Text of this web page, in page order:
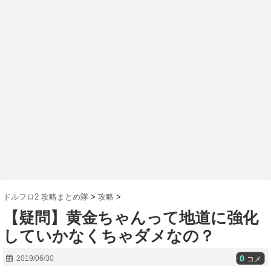
ドルフロ2 攻略まとめ隊 > 攻略 >
【疑問】黄金ちゃんって地道に強化
していかなくちゃダメなの？
2019/06/30 0 コメ